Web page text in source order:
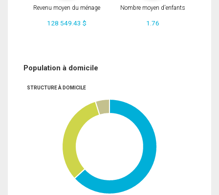
Revenu moyen du ménage
128 549.43 $
Nombre moyen d'enfants
1.76
Population à domicile
STRUCTURE À DOMICILE